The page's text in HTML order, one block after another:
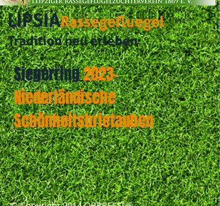
LIPSIARassegefluegel
Tradition neu erleben
Siegerring2023-
Niederländische
Schönheitsbrietauben